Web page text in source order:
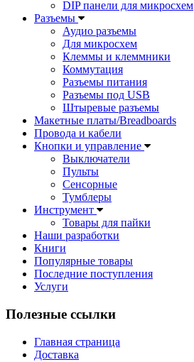
DIP панели для микросхем
Разъемы
Аудио разъемы
Для микросхем
Клеммы и клеммники
Коммутация
Разъемы питания
Разъемы под USB
Штыревые разъемы
Макетные платы/Breadboards
Провода и кабели
Кнопки и управление
Выключатели
Пульты
Сенсорные
Тумблеры
Инструмент
Товары для пайки
Наши разработки
Книги
Популярные товары
Последние поступления
Услуги
Полезные ссылки
Главная страница
Доставка